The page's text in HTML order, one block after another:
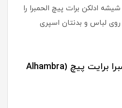
ادلکن برات پیچ الحمبرا را
لباس و بدنتان اسپری
مشخصات عطر الحمبرا برایت پیچ (Alhambra